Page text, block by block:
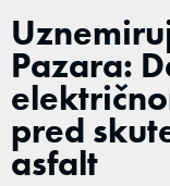
Pazara:
pred
asfalt